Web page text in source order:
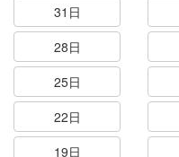
31日
28日
25日
22日
19日